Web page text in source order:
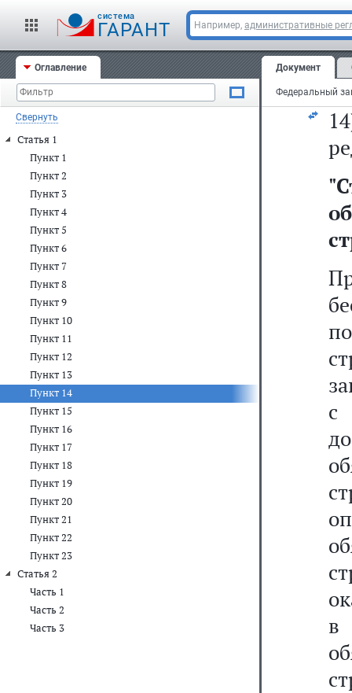
cистема
ГАРАНТ Например, административные
Оглавление
Свернуть
Статья 1
Пункт 1
Пункт 2
Пункт 3
Пункт 4
Пункт 5
Пункт 6
Пункт 7
Пункт 8
Пункт 9
Пункт 10
Пункт 11
Пункт 12
Пункт 13
Пункт 14
Пункт 15
Пункт 16
Пункт 17
Пункт 18
Пункт 19
Пункт 20
Пункт 21
Пункт 22
Пункт 23
Статья 2
Часть 1
Часть 2
Часть 3
Документ
"
с
в